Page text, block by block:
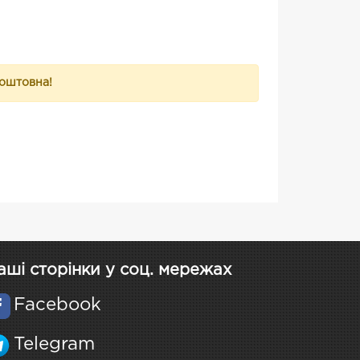
сторінки у соц. мережах
Facebook
Telegram